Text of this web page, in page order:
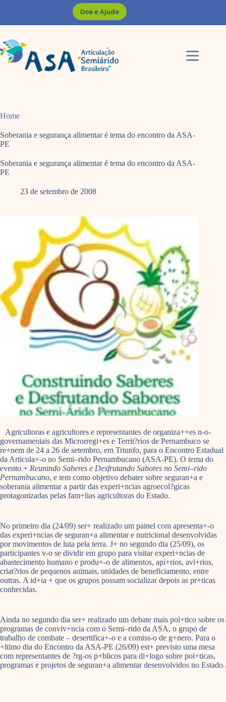
Doe e Ajude
Home
Soberania e segurança alimentar é tema do encontro da ASA-
PE
Soberania e segurança alimentar é tema do encontro da ASA-
PE
23 de setembro de 2008
Agricultoras e agricultores e representantes de organiza++es n-o-
governamentais das Microrregi+es e Territ?rios de Pernambuco se
re+nem de 24 a 26 de setembro, em Triunfo, para o Encontro Estadual
da Articula+-o no Semi–rido Pernambucano (ASA-PE). O tema do
evento + Reunindo Saberes e Desfrutando Sabores no Semi–rido
Pernambucano, e tem como objetivo debater sobre seguran+a e
soberania alimentar a partir das experi+ncias agroecol?gicas
protagonizadas pelas fam+lias agricultoras do Estado.
No primeiro dia (24/09) ser+ realizado um painel com apresenta+-o
das experi+ncias de seguran+a alimentar e nutricional desenvolvidas
por movimentos de luta pela terra. J+ no segundo dia (25/09), os
participantes v-o se dividir em grupo para visitar experi+ncias de
abastecimento humano e produ+-o de alimentos, api+rios, avi+rios,
criat?rios de pequenos animais, unidades de beneficiamento, entre
outras. A id+ia + que os grupos possam socializar depois as pr+ticas
conhecidas.
Ainda no segundo dia ser+ realizado um debate mais pol+tico sobre os
programas de conviv+ncia com o Semi–rido da ASA, o grupo de
trabalho de combate – desertifica+-o e a comiss-o de g+nero. Para o
+ltimo dia do Encontro da ASA-PE (26/09) est+ previsto uma mesa
com representantes de ?rg-os p+blicos para di+logo sobre pol+ticas,
programas e projetos de seguran+a alimentar desenvolvidos no Estado.